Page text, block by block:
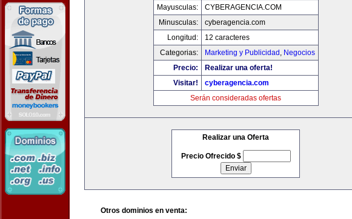
Mayusculas:
CYBERAGENCIA.COM
Minusculas:
cyberagencia.com
Longitud:
12 caracteres
Categorias:
Marketing y Publicidad , Negocios
Precio:
Realizar una oferta!
Visitar!
cyberagencia.com
Serán consideradas ofertas
Realizar una Oferta
Precio Ofrecido $
Otros dominios en venta: